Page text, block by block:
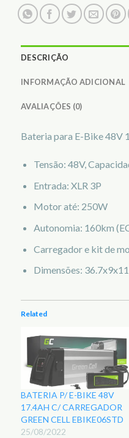
DESCRIÇÃO
INFORMAÇÃO ADICIONAL
AVALIAÇÕES (0)
Bateria para E-Bike 48V
Tensão: 48V,
Entrada: XLR 3P
Motor até: 250W
Autonomia: 160km
Carregador e kit de
Dimensões:
Related
BATERIA P/ E-BIKE 48V
17.4AH C/ CARREGADOR
GREEN CELL EBIKE06STD
25/08/2022